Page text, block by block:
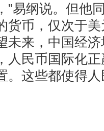
”易纲说。但他
货币，仅次于
未来，中国经
人民币国际化
。这些都使得